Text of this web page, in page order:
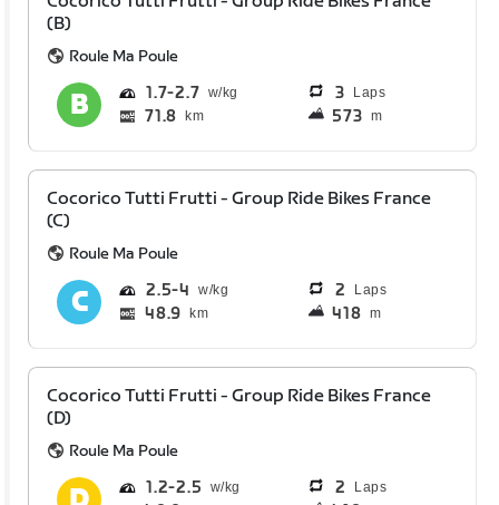
(B)
Roule Ma Poule
1.7 2.7 3 Laps
71.8 km 573 m
Cocorico Tutti Frutti - Group Ride Bikes France
(C)
Roule Ma Poule
2.5 4 2 Laps
48.9 km 418 m
Cocorico Tutti Frutti - Group Ride Bikes France
(D)
Roule Ma Poule
1.2 2.5 2 Laps